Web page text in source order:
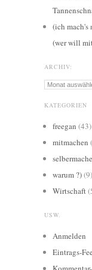
(ich mach's
(wer will
ARCHIV:
Archiv:
KATEGORIEN
freegan (43)
mitmachen
warum ?)(9)
Wirtschaft
USW.
Anmelden
Eintrags-